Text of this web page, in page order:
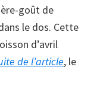
goût de
le dos. Cette
d’avril
de l’articleà, le